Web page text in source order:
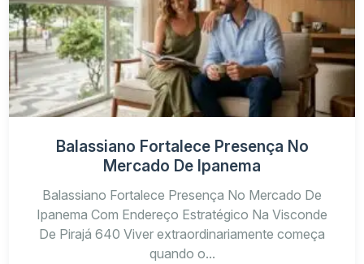
Balassiano Fortalece Presença No
Mercado De Ipanema
Balassiano Fortalece Presença No Mercado De
Ipanema Com Endereço Estratégico Na Visconde
De Pirajá 640 Viver extraordinariamente começa
quando o...